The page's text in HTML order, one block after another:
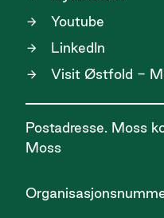
Youtube
LinkedIn
Visit Østfold -
Postadresse. Moss
Moss